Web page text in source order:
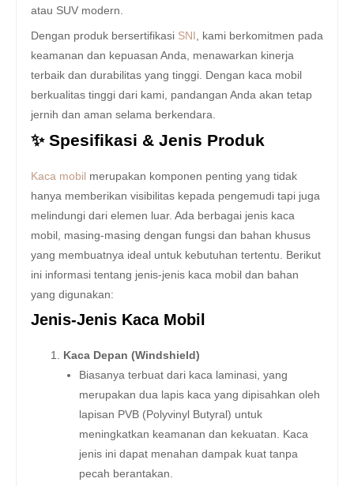
atau SUV modern.
Dengan produk bersertifikasi SNI
, kami berkomitmen pada
keamanan dan kepuasan Anda, menawarkan kinerja
terbaik dan durabilitas yang tinggi. Dengan kaca mobil
berkualitas tinggi dari kami, pandangan Anda akan tetap
jernih dan aman selama berkendara.
✨ Spesifikasi & Jenis Produk
Kaca mobil merupakan komponen penting yang tidak
hanya memberikan visibilitas kepada pengemudi tapi juga
melindungi dari elemen luar. Ada berbagai jenis kaca
mobil, masing-masing dengan fungsi dan bahan khusus
yang membuatnya ideal untuk kebutuhan tertentu. Berikut
ini informasi tentang jenis-jenis kaca mobil dan bahan
yang digunakan:
Jenis-Jenis Kaca Mobil
Kaca Depan (Windshield)
Biasanya terbuat dari kaca laminasi, yang
merupakan dua lapis kaca yang dipisahkan oleh
lapisan PVB (Polyvinyl Butyral) untuk
meningkatkan keamanan dan kekuatan. Kaca
jenis ini dapat menahan dampak kuat tanpa
pecah berantakan.